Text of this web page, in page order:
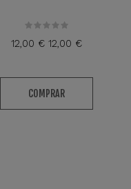
12,00 € 12,00 €
COMPRAR